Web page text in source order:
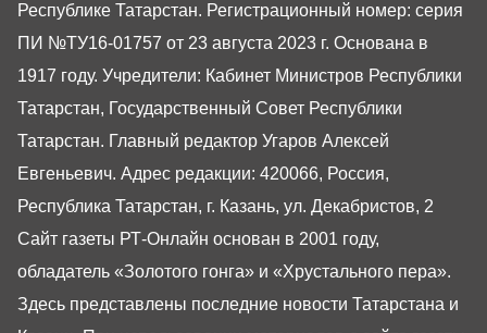
Республике Татарстан. Регистрационный номер: серия
ПИ №ТУ16-01757 от 23 августа 2023 г. Основана в
1917 году. Учредители: Кабинет Министров Республики
Татарстан, Государственный Совет Республики
Татарстан. Главный редактор Угаров Алексей
Евгеньевич. Адрес редакции: 420066, Россия,
Республика Татарстан, г. Казань, ул. Декабристов, 2
Сайт газеты РТ-Онлайн основан в 2001 году,
обладатель «Золотого гонга» и «Хрустального пера».
Здесь представлены последние новости Татарстана и